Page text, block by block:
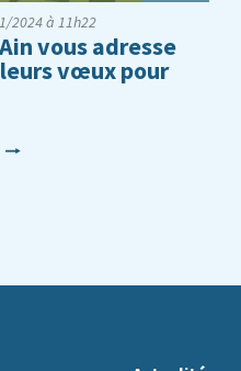
2024 à 11h22
vous adresse
vœux pour